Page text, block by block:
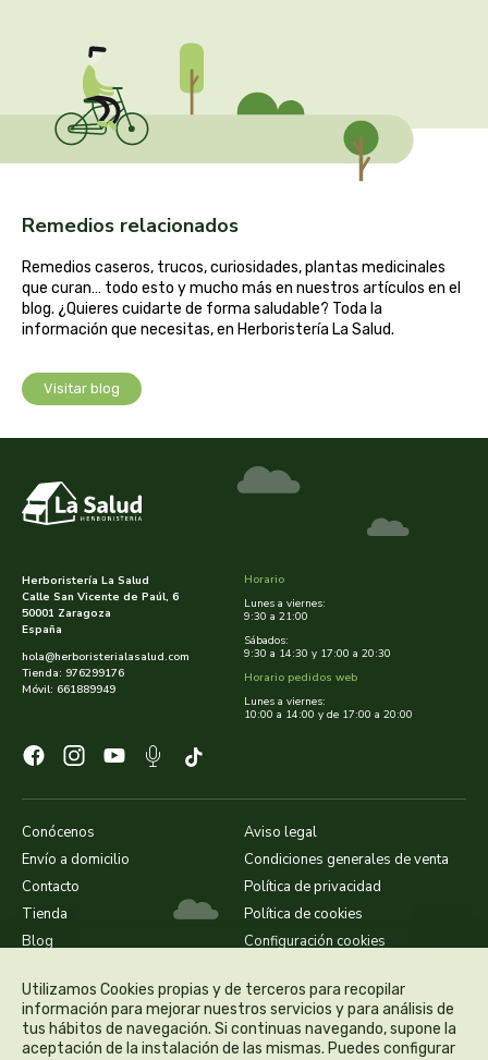
Utilizamos Cookies propias y de terceros para recopilar
información para mejorar nuestros servicios y para análisis de
tus hábitos de navegación. Si continuas navegando, supone la
aceptación de la instalación de las mismas. Puedes configurar
Remedios relacionados
Remedios caseros, trucos, curiosidades, plantas medicinales
que curan… todo esto y mucho más en nuestros artículos en el
blog. ¿Quieres cuidarte de forma saludable? Toda la
información que necesitas, en Herboristería La Salud.
Visitar blog
Herboristería La Salud
Calle San Vicente de Paúl, 6
50001 Zaragoza
España
hola@herboristerialasalud.com
Tienda: 976299176
Móvil: 661889949
Conócenos
Envío a domicilio
Contacto
Tienda
Blog
Aviso legal
Condiciones generales de venta
Política de privacidad
Política de cookies
Configuración cookies
Horario
Lunes a viernes:
9:30 a 21:00
Sábados:
9:30 a 14:30 y 17:00 a 20:30
Horario pedidos web
Lunes a viernes:
10:00 a 14:00 y de 17:00 a 20:00
cooperativa del campo virgen de la esperanza
corpore sano
d shila
dento produts
designs for health
dielisa
dietisa
dioxilife
dis
dolores guembe
dr dunner